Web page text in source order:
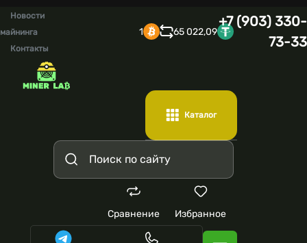
Новости
майнинга
Контакты
1 65 022,09
+7 (903) 330-
73-33
Каталог
Сравнение Избранное